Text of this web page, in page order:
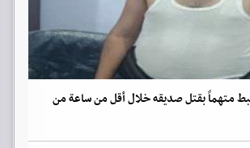
متهماً بقتل صديقه خلال أقل من ساعة من